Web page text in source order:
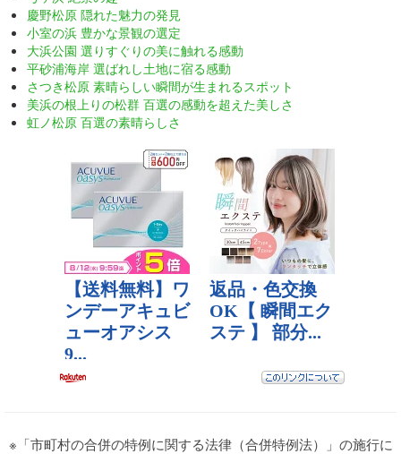
慶野松原 隠れた魅力の発見
小室の浜 豊かな景観の選定
大浜公園 選りすぐりの美に触れる感動
平砂浦海岸 選ばれし土地に宿る感動
さつき松原 素晴らしい瞬間が生まれるスポット
美浜の根上りの松群 百選の感動を超えた美しさ
虹ノ松原 百選の素晴らしさ
※「市町村の合併の特例に関する法律（合併特例法）」の施行に